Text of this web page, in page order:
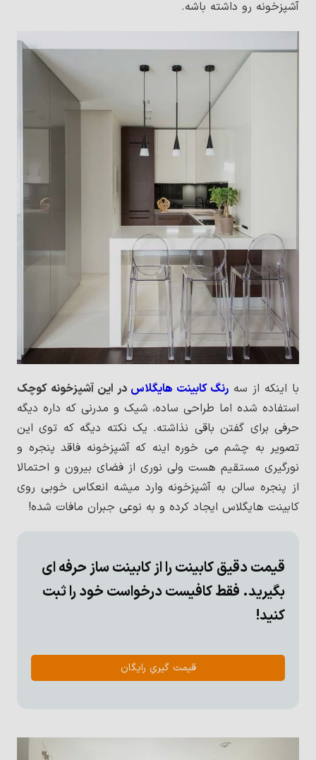
آشپزخونه رو داشته باشه.
با اینکه از سه رنگ کابینت هایگلاس در این آشپزخونه کوچک
استفاده شده اما طراحی ساده، شیک و مدرنی که داره دیگه
حرفی برای گفتن باقی نذاشته. یک نکته دیگه که توی این
تصویر به چشم می خوره اینه که آشپزخونه فاقد پنجره و
نورگیری مستقیم هست ولی نوری از فضای بیرون و احتمالا
از پنجره سالن به آشپزخونه وارد میشه انعکاس خوبی روی
کابینت هایگلاس ایجاد کرده و به نوعی جبران مافات شده!
قیمت دقیق کابینت را از کابینت ساز حرفه ای
بگیرید. فقط کافیست درخواست خود را ثبت
کنید!
قیمت گیریِ رایگان